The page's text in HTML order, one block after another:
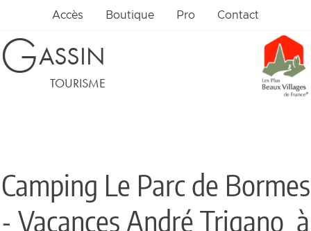
Accès Boutique Pro Contact
GASSIN
TOURISME
Camping Le Parc de Bormes
- Vacances André Trigano à